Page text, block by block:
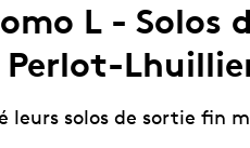
L - Solos
solos de sortie fin